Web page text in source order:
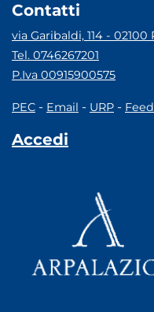
Contatti
via Garibaldi, 114 - 02100
Tel. 0746267201
P.Iva 00915900575
PEC - Email - URP -
Accedi